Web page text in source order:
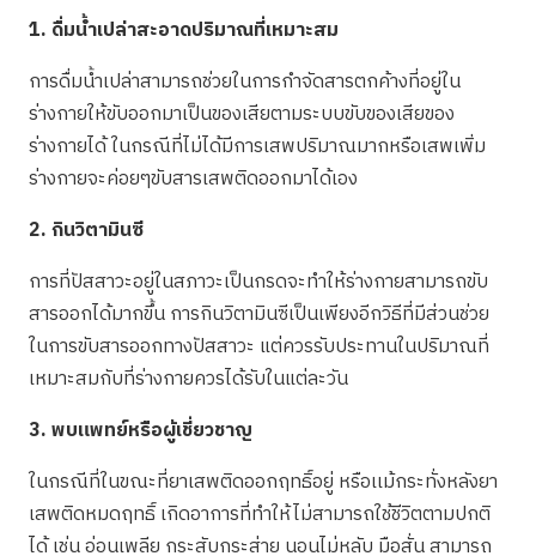
1. ดื่มน้ำเปล่าสะอาดปริมาณที่เหมาะสม
การดื่มน้ำเปล่าสามารถช่วยในการกำจัดสารตกค้างที่อยู่ใน
ร่างกายให้ขับออกมาเป็นของเสียตามระบบขับของเสียของ
ร่างกายได้ ในกรณีที่ไม่ได้มีการเสพปริมาณมากหรือเสพเพิ่ม
ร่างกายจะค่อยๆขับสารเสพติดออกมาได้เอง
2. กินวิตามินซี
การที่ปัสสาวะอยู่ในสภาวะเป็นกรดจะทำให้ร่างกายสามารถขับ
สารออกได้มากขึ้น การกินวิตามินซีเป็นเพียงอีกวิธีที่มีส่วนช่วย
ในการขับสารออกทางปัสสาวะ แต่ควรรับประทานในปริมาณที่
เหมาะสมกับที่ร่างกายควรได้รับในแต่ละวัน
3. พบแพทย์หรือผู้เชี่ยวชาญ
ในกรณีที่ในขณะที่ยาเสพติดออกฤทธิ์อยู่ หรือเเม้กระทั่งหลังยา
เสพติดหมดฤทธิ์ เกิดอาการที่ทำให้ไม่สามารถใช้ชีวิตตามปกติ
ได้ เช่น อ่อนเพลีย กระสับกระส่าย นอนไม่หลับ มือสั่น สามารถ